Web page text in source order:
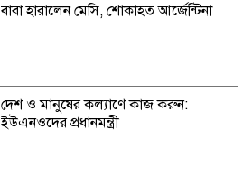
বাবা হারালেন মেসি, শোকাহত আর্জেন্টিনা
দেশ ও মানুষের কল্যাণে কাজ করুন:
ইউএনওদের প্রধানমন্ত্রী